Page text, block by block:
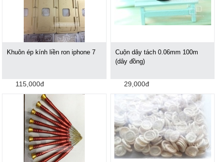
Khuôn ép kính liền ron iphone 7
115,000đ
Cuộn dây tách 0.06mm 100m
(dây đồng)
29,000đ